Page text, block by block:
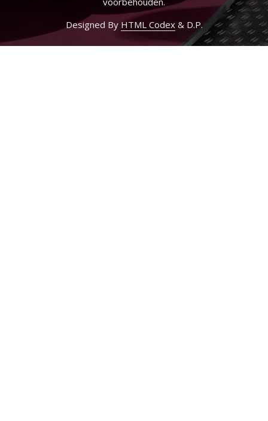
Designed By HTML Codex& D.P.